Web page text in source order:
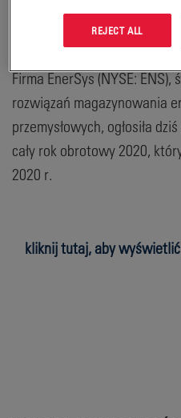
READING, Pa., 1
(GLOBE
Firma EnerSys (NYSE:
rozwiązań magazynowania
przemysłowych, ogłosiła
cały rok obrotowy 2020,
2020 r.
kliknij tutaj, aby
REJECT ALL